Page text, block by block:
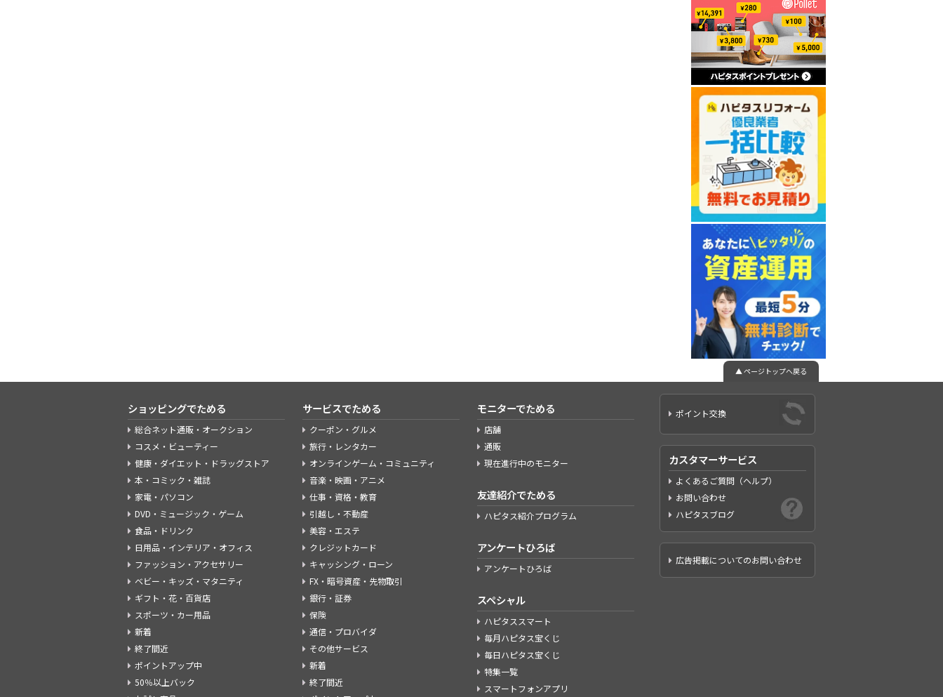
▲ ページトップへ戻る
ショッピングでためる
総合ネット通販・オークション
コスメ・ビューティー
健康・ダイエット・ドラッグストア
本・コミック・雑誌
家電・パソコン
DVD・ミュージック・ゲーム
食品・ドリンク
日用品・インテリア・オフィス
ファッション・アクセサリー
ベビー・キッズ・マタニティ
ギフト・花・百貨店
スポーツ・カー用品
新着
終了間近
ポイントアップ中
50％以上バック
サービスでためる
クーポン・グルメ
旅行・レンタカー
オンラインゲーム・コミュニティ
音楽・映画・アニメ
仕事・資格・教育
引越し・不動産
美容・エステ
クレジットカード
キャッシング・ローン
FX・暗号資産・先物取引
銀行・証券
保険
通信・プロバイダ
その他サービス
新着
終了間近
モニターでためる
店舗
通販
現在進行中のモニター
友達紹介でためる
ハピタス紹介プログラム
アンケートひろば
アンケートひろば
スペシャル
ハピタススマート
毎月ハピタス宝くじ
毎日ハピタス宝くじ
特集一覧
スマートフォンアプリ
ポイント交換
カスタマーサービス
よくあるご質問（ヘルプ）
お問い合わせ
ハピタスブログ
広告掲載についてのお問い合わせ